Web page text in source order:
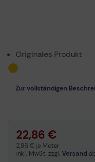
Originales Produkt
Zur vollständigen
22,86 €
2,86 € je Meter
inkl. MwSt. zzgl. Versand